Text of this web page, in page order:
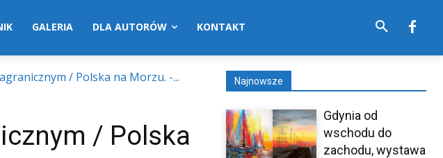
GALERIA DLA AUTORÓW KONTAKT
/ Polska na Morzu. -...
/ Polska
Najnowsze
Gdynia od
wschodu do
zachodu, wystawa